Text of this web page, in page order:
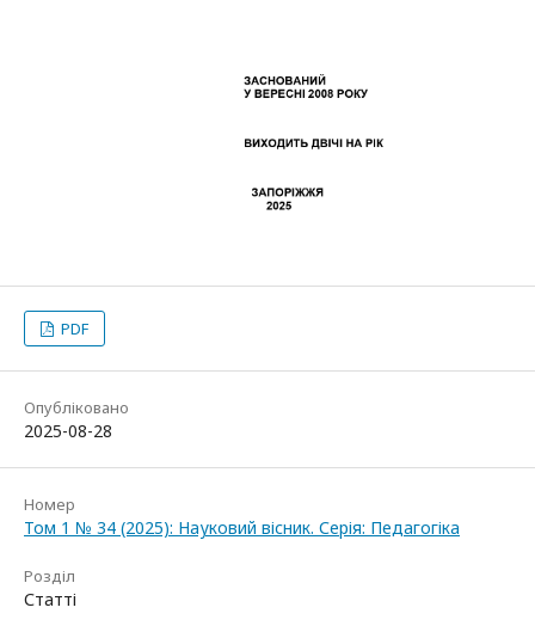
PDF
Опубліковано
2025-08-28
Номер
Том 1 № 34 (2025): Науковий вісник. Серія: Педагогіка
Розділ
Статті